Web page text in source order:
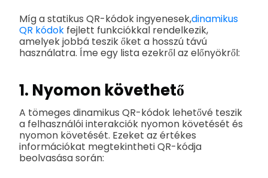
Míg a statikus QR-kódok ingyenesek,dinamikus
QR kódok fejlett funkciókkal rendelkezik,
amelyek jobbá teszik őket a hosszú távú
használatra. Íme egy lista ezekről az előnyökről:
1. Nyomon követhető
A tömeges dinamikus QR-kódok lehetővé teszik
a felhasználói interakciók nyomon követését és
nyomon követését. Ezeket az értékes
információkat megtekintheti QR-kódja
beolvasása során: